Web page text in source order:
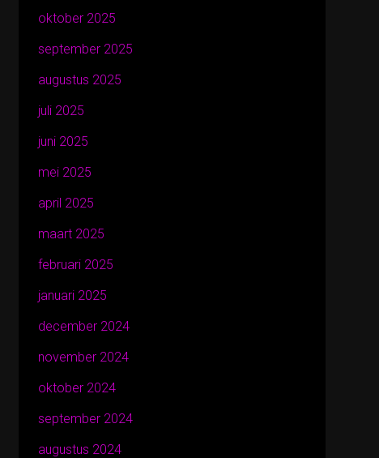
oktober 2025
september 2025
augustus 2025
juli 2025
juni 2025
mei 2025
april 2025
maart 2025
februari 2025
januari 2025
december 2024
november 2024
oktober 2024
september 2024
augustus 2024